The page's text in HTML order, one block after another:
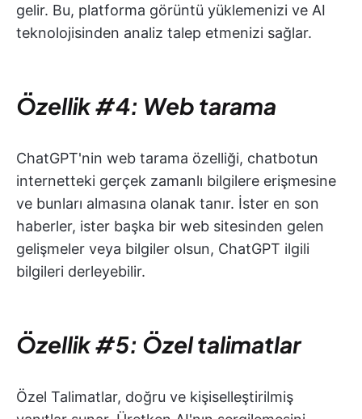
gelir. Bu, platforma görüntü yüklemenizi ve AI
teknolojisinden analiz talep etmenizi sağlar.
Özellik #4: Web tarama
ChatGPT'nin web tarama özelliği, chatbotun
internetteki gerçek zamanlı bilgilere erişmesine
ve bunları almasına olanak tanır. İster en son
haberler, ister başka bir web sitesinden gelen
gelişmeler veya bilgiler olsun, ChatGPT ilgili
bilgileri derleyebilir.
Özellik #5: Özel talimatlar
Özel Talimatlar, doğru ve kişiselleştirilmiş